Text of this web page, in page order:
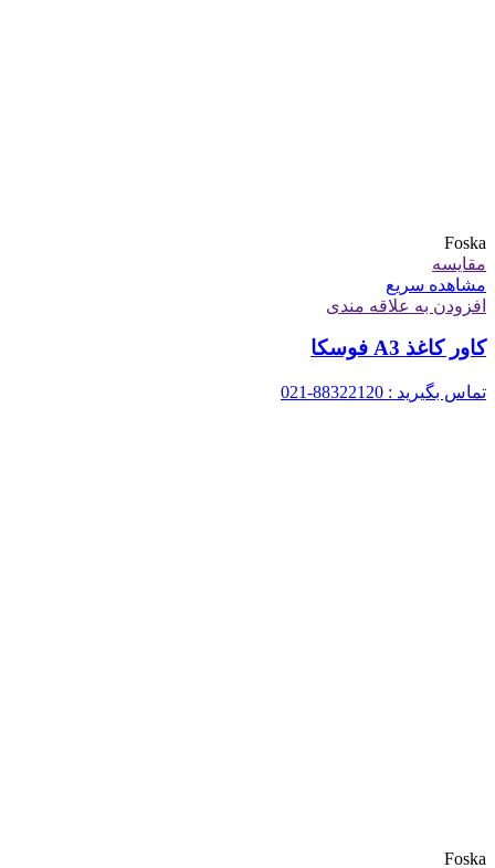
Foska
مقایسه
مشاهده سریع
افزودن به علاقه مندی
کاور کاغذ A3 فوسکا
تماس بگیرید : 88322120-021
Foska